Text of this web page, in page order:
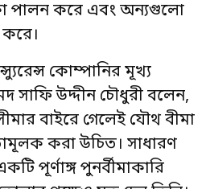
পালন করে এবং অন্যগুলো
কোম্পানির মূখ্য
সাফি উদ্দীন চৌধুরী বলেন,
বাইরে গেলেই যৌথ বীমা
করা উচিত। সাধারণ
পূর্ণাঙ্গ পুনর্বীমাকারি